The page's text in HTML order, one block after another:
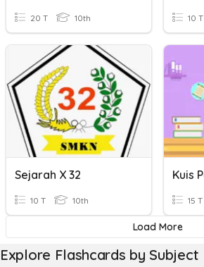
20 T 10th 10 T
Sejarah X 32
10 T 10th 15 T
Load More
Explore Flashcards by Subject